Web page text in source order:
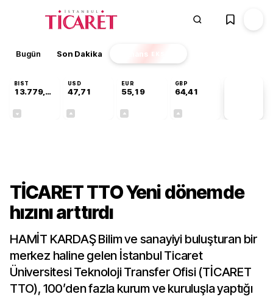
Bugün Son Dakika Finans EKSTRA
BIST
13.779,39
USD
47,71
EUR
55,19
GBP
64,41
TİCARET TTO Yeni dönemde
hızını arttırdı
HAMİT KARDAŞ Bilim ve sanayiyi buluşturan bir
merkez haline gelen İstanbul Ticaret
Üniversitesi Teknoloji Transfer Ofisi (TİCARET
TTO), 100’den fazla kurum ve kuruluşla yaptığı